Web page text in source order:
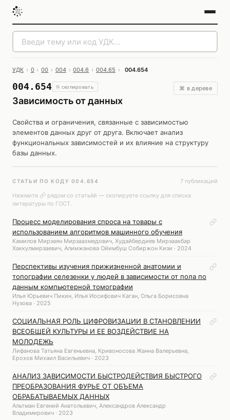
УДК › 0 › 00 › 004 › 004.6 › 004.65 › 004.654
004.654 ⎘ скопировать
Зависимость от данных
⌘ в дереве
Свойства и ограничения, связанные с зависимостью
элементов данных друг от друга. Включает анализ
функциональных зависимостей и их влияние на структуру
базы данных.
СТАТЬИ ПО КОДУ 004.654
7 публикаций
Нажмите
рядом со статьёй — скопируете ссылку для списка
литературы по ГОСТ.
Процесс моделирования спроса на товары с
использованием алгоритмов машинного обучения
Камилов Мирзаян Мирзаахмедович, Худайбердиев Мирзаакбар
Хаккулмирзаевич, Алимжанова Ойимбуш Собиржон Кизи · 2024
Перспективы изучения прижизненной анатомии и
топографии селезенки у людей в зависимости от пола по
данным компьютерной томографии
Илья Юрьевич Пикин, Илья Иосифович Каган, Ольга Борисовна
Нузова · 2025
СОЦИАЛЬНАЯ РОЛЬ ЦИФРОВИЗАЦИИ В СТАНОВЛЕНИИ
ВСЕОБЩЕЙ КУЛЬТУРЫ И ЕЕ ВОЗДЕЙСТВИЕ НА
МОЛОДЕЖЬ
Лифанова Татьяна Евгеньевна, Кривоносова Жанна Валерьевна,
Ерохов Михаил Васильевич · 2023
АНАЛИЗ ЗАВИСИМОСТИ БЫСТРОДЕЙСТВИЯ БЫСТРОГО
ПРЕОБРАЗОВАНИЯ ФУРЬЕ ОТ ОБЪЕМА
ОБРАБАТЫВАЕМЫХ ДАННЫХ
Альтман Евгений Анатольевич, Александров Александр
Владимирович · 2023